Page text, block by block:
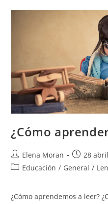
¿Cómo
Elena Moran
28
Educación / General /
¿Cómo aprendemos a leer?